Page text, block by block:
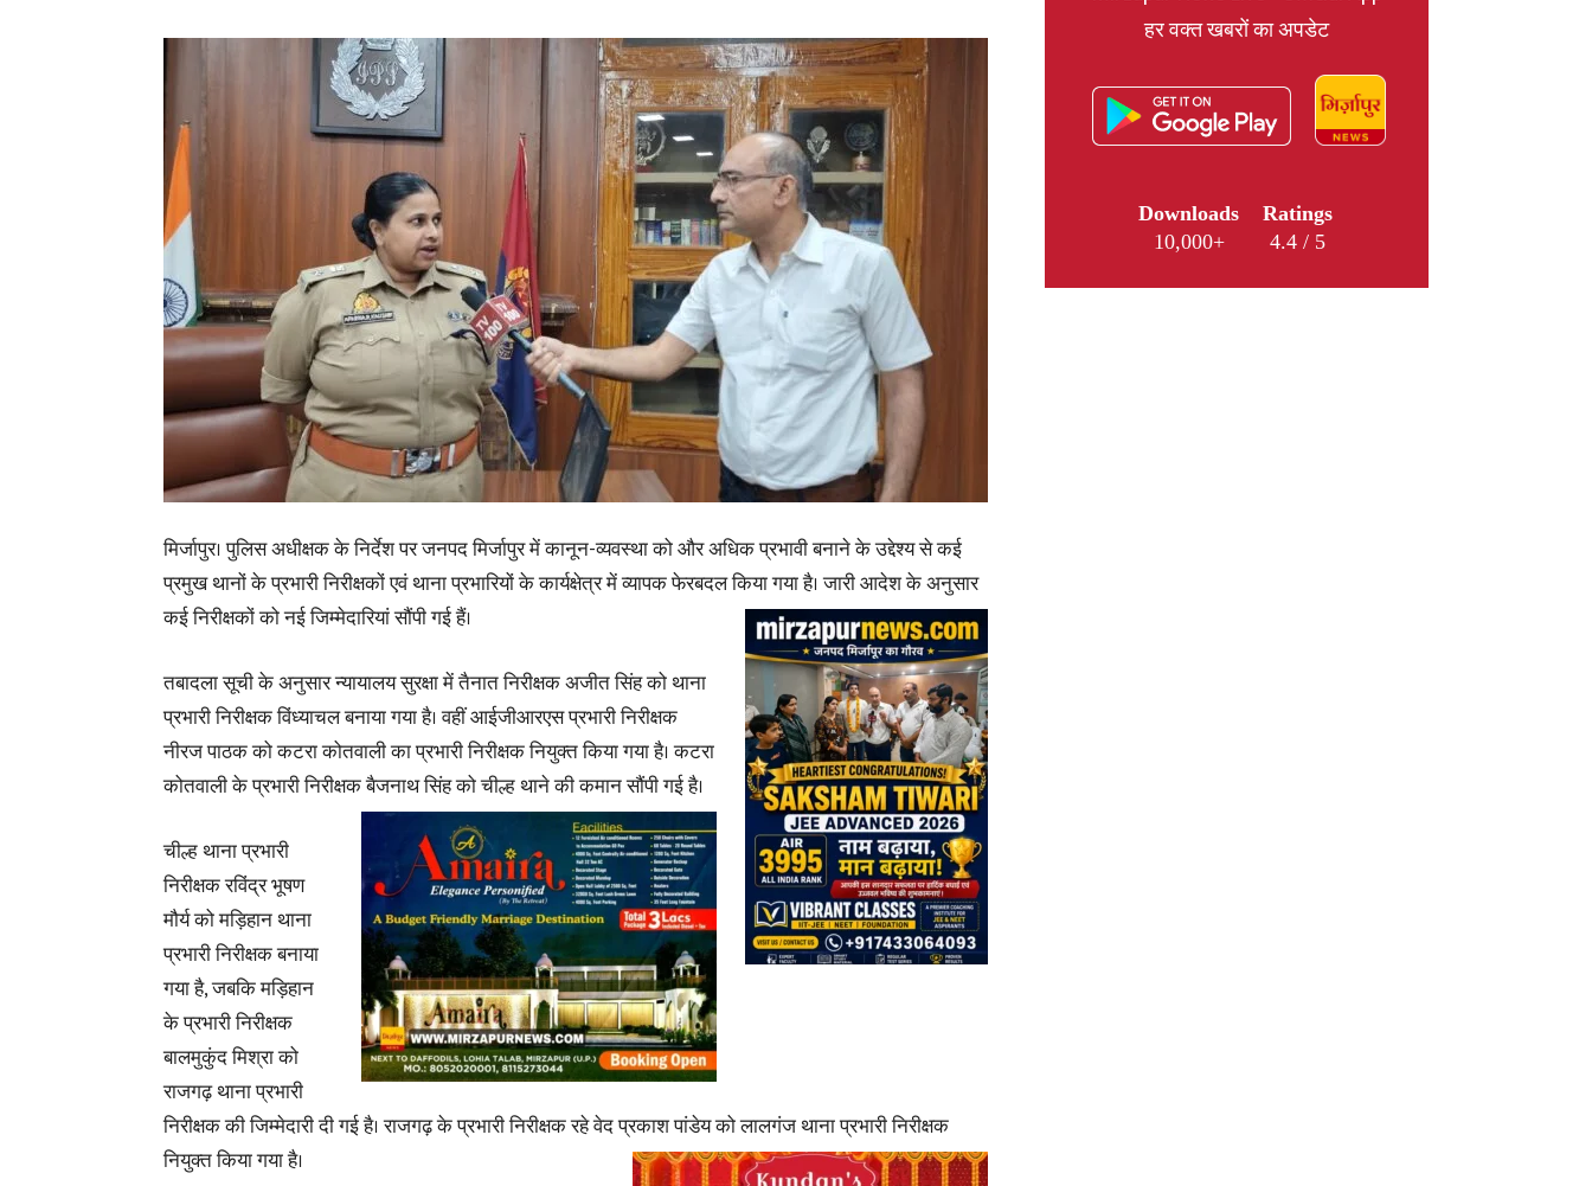
News,
Latest
News
in
Hindi,
Today
मिर्जापुर। पुलिस अधीक्षक के निर्देश पर जनपद मिर्जापुर में कानून-व्यवस्था को और अधिक प्रभावी बनाने के उद्देश्य से कई
प्रमुख थानों के प्रभारी निरीक्षकों एवं थाना प्रभारियों के कार्यक्षेत्र में व्यापक फेरबदल किया गया है। जारी आदेश के अनुसार
कई निरीक्षकों को नई जिम्मेदारियां सौंपी गई हैं।
तबादला सूची के अनुसार न्यायालय सुरक्षा में तैनात निरीक्षक अजीत सिंह को थाना
प्रभारी निरीक्षक विंध्याचल बनाया गया है। वहीं आईजीआरएस प्रभारी निरीक्षक
नीरज पाठक को कटरा कोतवाली का प्रभारी निरीक्षक नियुक्त किया गया है। कटरा
कोतवाली के प्रभारी निरीक्षक बैजनाथ सिंह को चील्ह थाने की कमान सौंपी गई है।
चील्ह थाना प्रभारी
निरीक्षक रविंद्र भूषण
मौर्य को मड़िहान थाना
प्रभारी निरीक्षक बनाया
गया है, जबकि मड़िहान
के प्रभारी निरीक्षक
बालमुकुंद मिश्रा को
राजगढ़ थाना प्रभारी
निरीक्षक की जिम्मेदारी दी गई है। राजगढ़ के प्रभारी निरीक्षक रहे वेद प्रकाश पांडेय को लालगंज थाना प्रभारी निरीक्षक
नियुक्त किया गया है।
हर वक्त खबरों का अपडेट
Downloads
10,000+
Ratings
4.4 / 5